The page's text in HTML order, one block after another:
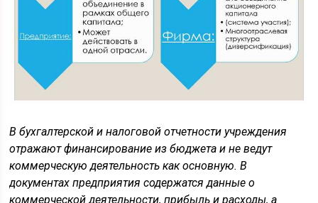
В бухгалтерской и налоговой отчетности учреждения
отражают финансирование из бюджета и не ведут
коммерческую деятельность как основную. В
документах предприятия содержатся данные о
коммерческой деятельности, прибыль и расходы, а